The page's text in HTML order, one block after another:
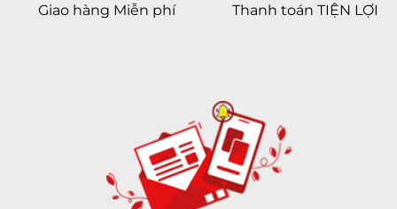
Giao hàng Miễn phí Thanh toán TIỆN LỢI